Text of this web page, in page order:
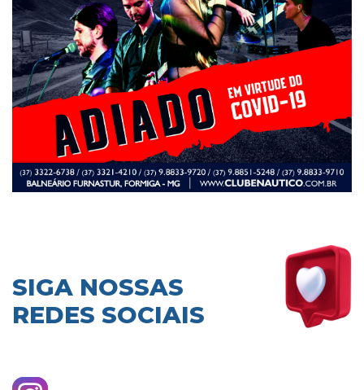
SIGA NOSSAS
REDES SOCIAIS